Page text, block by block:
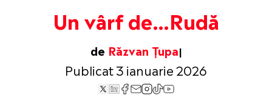
Un vârf de…Rudă
de Răzvan Țupa
Publicat 3 ianuarie 2026